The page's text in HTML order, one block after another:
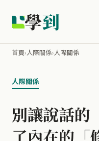
學到
首頁›人際關係›人際關係
人際關係
別讓說話的
了內在的「